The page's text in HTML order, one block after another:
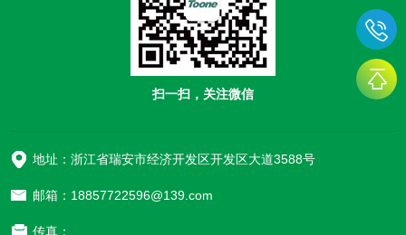
扫一扫，关注微信
地址：浙江省瑞安市经济开发区开发区大道3588号
邮箱：18857722596@139.com
传真：